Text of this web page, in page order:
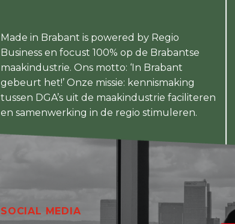
Made in Brabant is powered by Regio
Business en focust 100% op de Brabantse
maakindustrie. Ons motto: ‘In Brabant
gebeurt het!’ Onze missie: kennismaking
tussen DGA’s uit de maakindustrie faciliteren
en samenwerking in de regio stimuleren.
SOCIAL MEDIA